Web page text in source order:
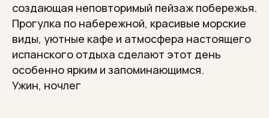
создающая неповторимый пейзаж побережья.
Прогулка по набережной, красивые морские
виды, уютные кафе и атмосфера настоящего
испанского отдыха сделают этот день
особенно ярким и запоминающимся.
Ужин, ночлег
МИНИ-ОТПУСК—
ПЕРЕЗАГРУЗКА
Отдохните телом и душой